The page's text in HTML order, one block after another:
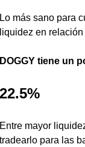
más sano para
en
tiene un
mayor
para las